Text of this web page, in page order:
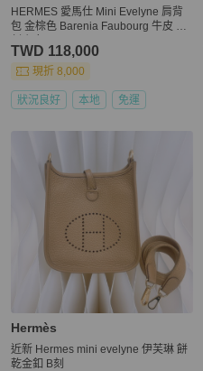
HERMES 愛馬仕 Mini Evelyne 肩背
包 金棕色 Barenia Faubourg 牛皮 W
TWD 118,000
現折 8,000
狀況良好 本地 免運
Hermès
近新 Hermes mini evelyne 伊芙琳 餅
乾金釦 B刻